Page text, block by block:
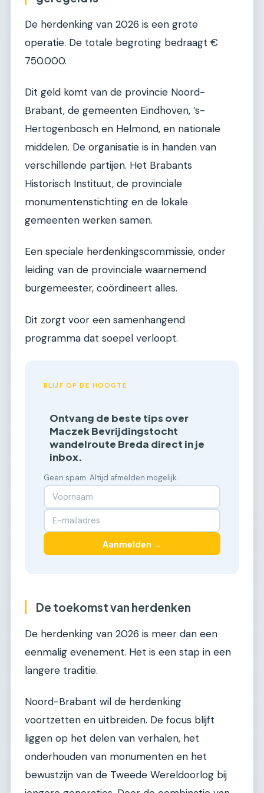
De herdenking van 2026 is een grote
operatie. De totale begroting bedraagt €
750.000.
Dit geld komt van de provincie Noord-
Brabant, de gemeenten Eindhoven, ’s-
Hertogenbosch en Helmond, en nationale
middelen. De organisatie is in handen van
verschillende partijen. Het Brabants
Historisch Instituut, de provinciale
monumentenstichting en de lokale
gemeenten werken samen.
Een speciale herdenkingscommissie, onder
leiding van de provinciale waarnemend
burgemeester, coördineert alles.
Dit zorgt voor een samenhangend
programma dat soepel verloopt.
BLIJF OP DE HOOGTE
Ontvang de beste tips over
Maczek Bevrijdingstocht
wandelroute Breda direct in je
inbox.
Geen spam. Altijd afmelden mogelijk.
Aanmelden →
De toekomst van herdenken
De herdenking van 2026 is meer dan een
eenmalig evenement. Het is een stap in een
langere traditie.
Noord-Brabant wil de herdenking
voortzetten en uitbreiden. De focus blijft
liggen op het delen van verhalen, het
onderhouden van monumenten en het
bewustzijn van de Tweede Wereldoorlog bij